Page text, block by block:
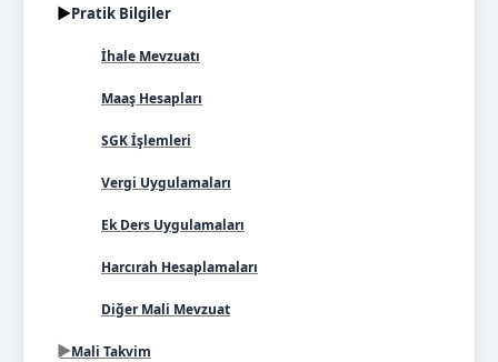
►Pratik Bilgiler
İhale Mevzuatı
Maaş Hesapları
SGK İşlemleri
Vergi Uygulamaları
Ek Ders Uygulamaları
Harcırah Hesaplamaları
Diğer Mali Mevzuat
►Mali Takvim